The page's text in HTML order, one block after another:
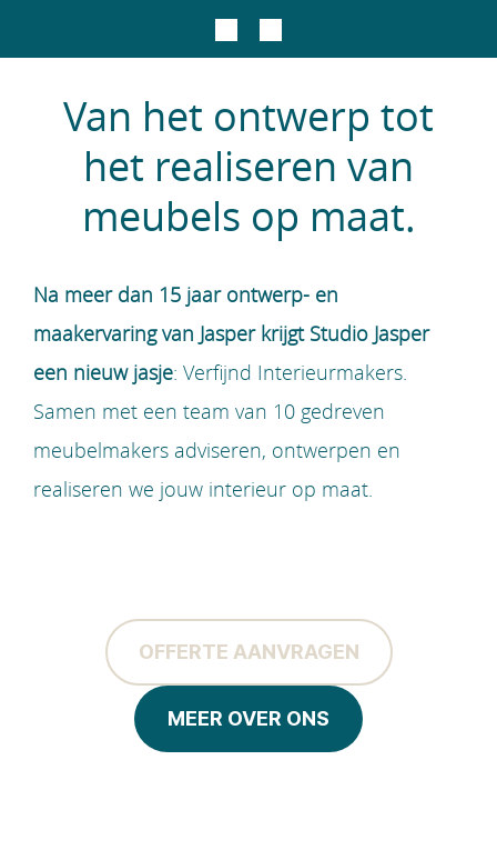
Van het ontwerp tot
het realiseren van
meubels op maat.
Na meer dan 15 jaar ontwerp- en
maakervaring van Jasper krijgt Studio Jasper
een nieuw jasje: Verfijnd Interieurmakers.
Samen met een team van 10 gedreven
meubelmakers adviseren, ontwerpen en
realiseren we jouw interieur op maat.
OFFERTE AANVRAGEN
MEER OVER ONS